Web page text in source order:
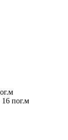
16 пог.м